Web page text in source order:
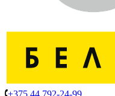
+375 44 792-24-99